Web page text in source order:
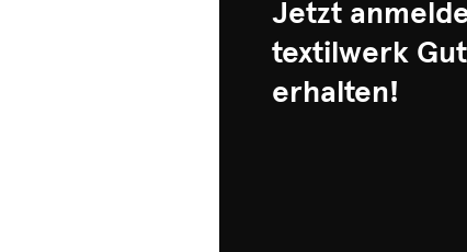
Jetzt
textilwerk
erhalten!